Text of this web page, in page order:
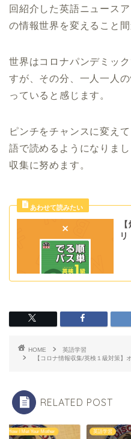
回紹介した英語ニュース
の情報世界を変えること間
世界はコロナパンデミッ
すが、その分、一人一人
っていると感じます。
ピンチをチャンスに変え
語で読めるようになりま
収集に努めます。
HOME
英語学習
【コロナ情報収集/英検１級対策】
RELATED POST
】How I Met Your Mother 英語学習